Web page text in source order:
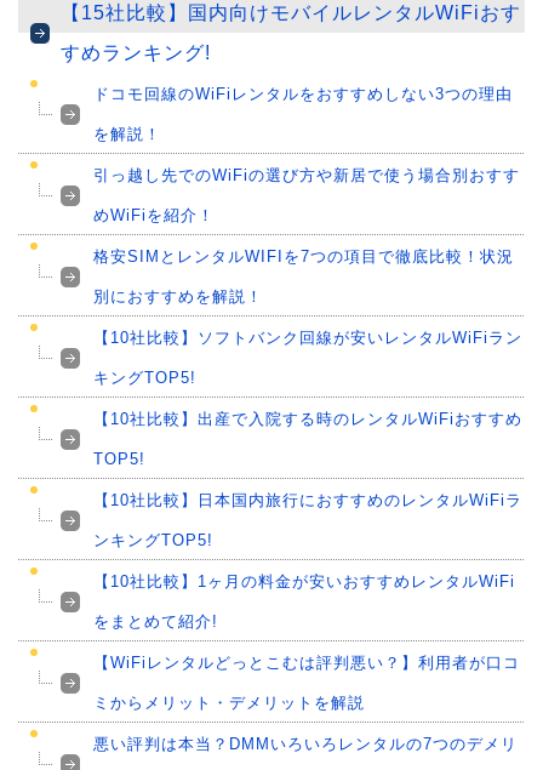
【15社比較】国内向けモバイルレンタルWiFiおす
すめランキング!
ドコモ回線のWiFiレンタルをおすすめしない3つの理由
を解説！
引っ越し先でのWiFiの選び方や新居で使う場合別おすす
めWiFiを紹介！
格安SIMとレンタルWIFIを7つの項目で徹底比較！状況
別におすすめを解説！
【10社比較】ソフトバンク回線が安いレンタルWiFiラン
キングTOP5!
【10社比較】出産で入院する時のレンタルWiFiおすすめ
TOP5!
【10社比較】日本国内旅行におすすめのレンタルWiFiラ
ンキングTOP5!
【10社比較】1ヶ月の料金が安いおすすめレンタルWiFi
をまとめて紹介!
【WiFiレンタルどっとこむは評判悪い？】利用者が口コ
ミからメリット・デメリットを解説
悪い評判は本当？DMMいろいろレンタルの7つのデメリ